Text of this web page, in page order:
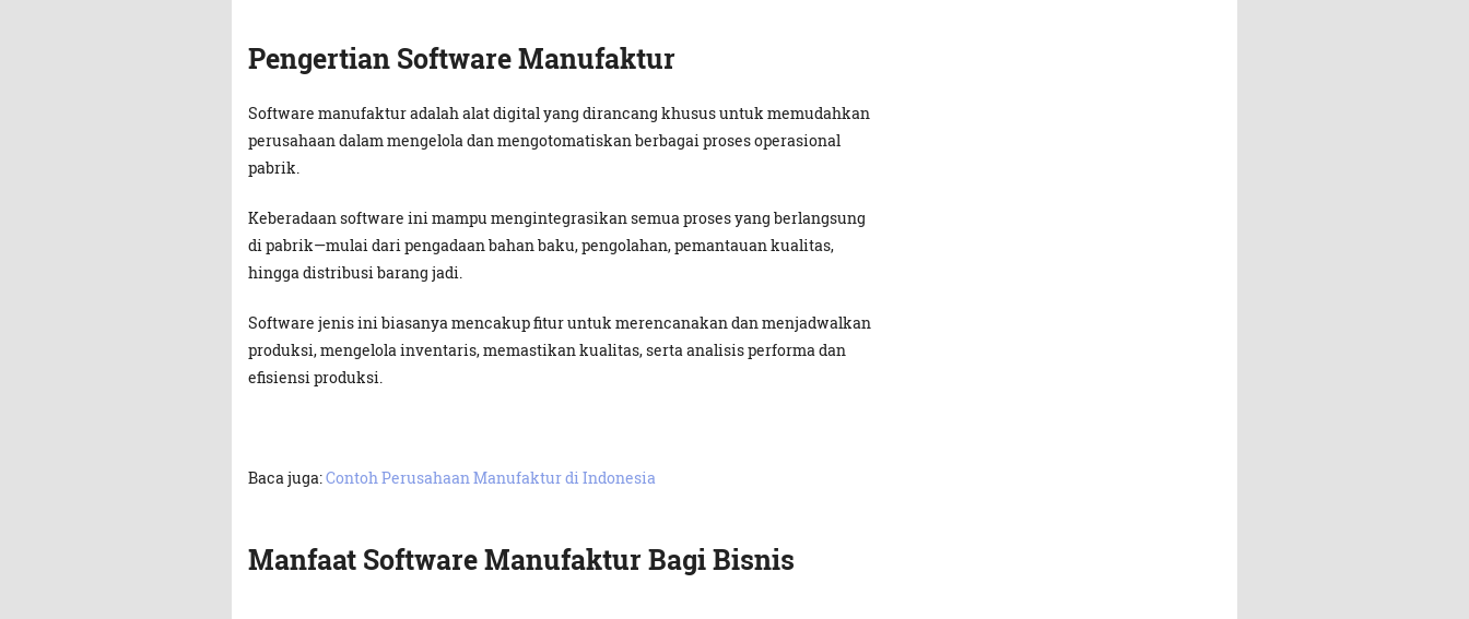
Pengertian Software Manufaktur
Software manufaktur adalah alat digital yang dirancang khusus untuk memudahkan
perusahaan dalam mengelola dan mengotomatiskan berbagai proses operasional
pabrik.
Keberadaan software ini mampu mengintegrasikan semua proses yang berlangsung
di pabrik—mulai dari pengadaan bahan baku, pengolahan, pemantauan kualitas,
hingga distribusi barang jadi.
Software jenis ini biasanya mencakup fitur untuk merencanakan dan menjadwalkan
produksi, mengelola inventaris, memastikan kualitas, serta analisis performa dan
efisiensi produksi.
Baca juga:Contoh Perusahaan Manufaktur di Indonesia
Manfaat Software Manufaktur Bagi Bisnis